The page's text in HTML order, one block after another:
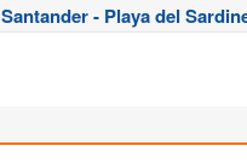
Santander - Playa del